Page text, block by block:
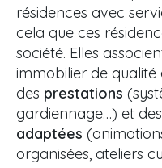
résidences avec
cela que ces
société. Elles
immobilier de qualité
des prestations
gardiennage…) et des
adaptées
organisées, ateliers